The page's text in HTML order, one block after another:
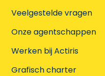
Veelgestelde vragen
Onze agentschappen
Werken bij Actiris
Grafisch charter